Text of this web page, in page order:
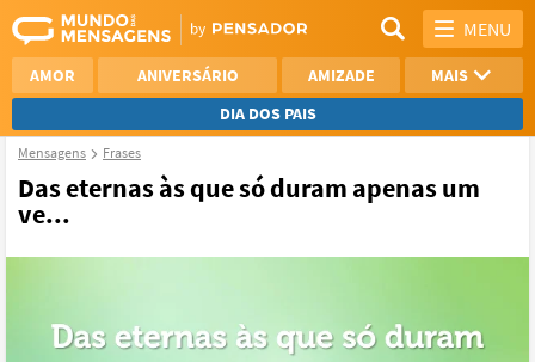
MENU
AMOR ANIVERSÁRIO AMIZADE
MAIS
DIA DOS PAIS
REFLEXÃO
Mensagens Frases
Das eternas às que só duram apenas um
ve...